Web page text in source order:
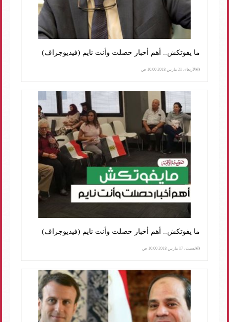
ما يفوتكش.. أهم أخبار حصلت وأنت نايم (فيديوجراف)
الأربعاء، 21 مارس 2018 10:00 ص
ما يفوتكش.. أهم أخبار حصلت وأنت نايم (فيديوجراف)
السبت، 17 مارس 2018 10:00 ص